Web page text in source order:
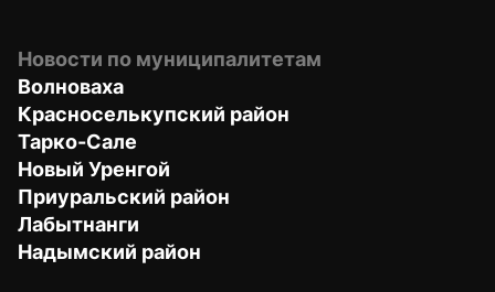
Новости по муниципалитетам
Волноваха
Красноселькупский район
Тарко-Сале
Новый Уренгой
Приуральский район
Лабытнанги
Надымский район